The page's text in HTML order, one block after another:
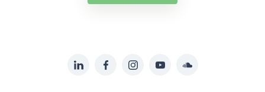
LinkedInFacebookInstagramYouTubeSoundcloud